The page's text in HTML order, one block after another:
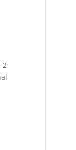
2